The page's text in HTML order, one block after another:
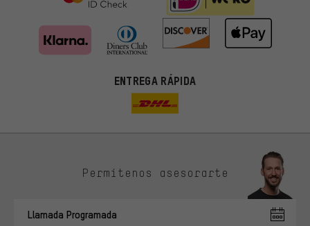
ENTREGA RÁPIDA
Permítenos asesorarte
Llamada Programada
ti. Las cookies de marketing nos ayudan a identificar tus